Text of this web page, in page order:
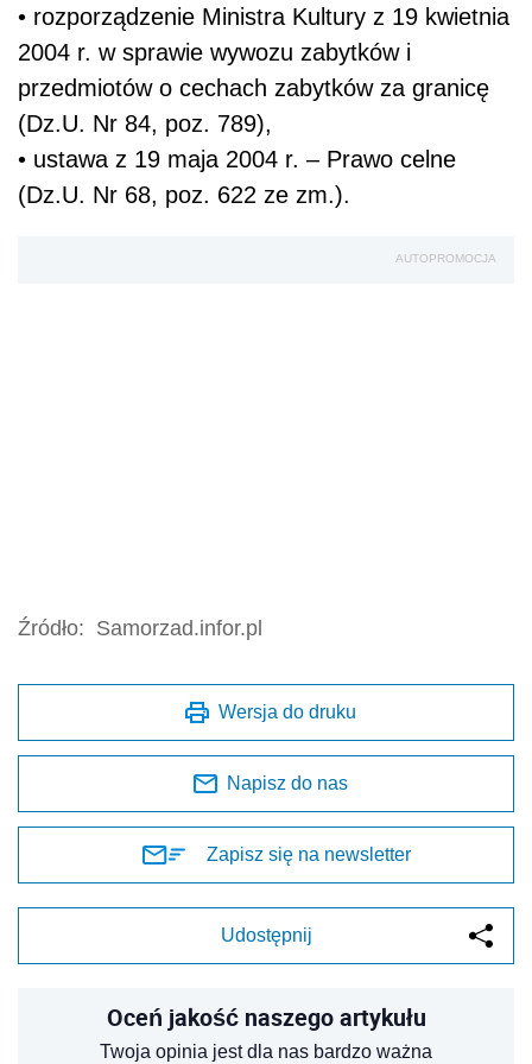
• rozporządzenie Ministra Kultury z 19 kwietnia
2004 r. w sprawie wywozu zabytków i
przedmiotów o cechach zabytków za granicę
(Dz.U. Nr 84, poz. 789),
• ustawa z 19 maja 2004 r. – Prawo celne
(Dz.U. Nr 68, poz. 622 ze zm.).
AUTOPROMOCJA
Źródło: Samorzad.infor.pl
Wersja do druku
Napisz do nas
Zapisz się na newsletter
Udostępnij
Oceń jakość naszego artykułu
Twoja opinia jest dla nas bardzo ważna